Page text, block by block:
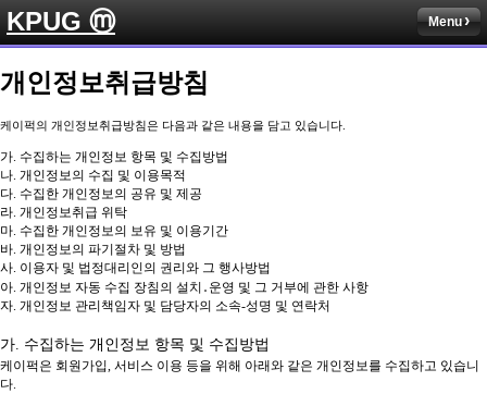
KPUG ⓜ Menu
개인정보취급방침
케이퍽의 개인정보취급방침은 다음과 같은 내용을 담고 있습니다.
가. 수집하는 개인정보 항목 및 수집방법
나. 개인정보의 수집 및 이용목적
다. 수집한 개인정보의 공유 및 제공
라. 개인정보취급 위탁
마. 수집한 개인정보의 보유 및 이용기간
바. 개인정보의 파기절차 및 방법
사. 이용자 및 법정대리인의 권리와 그 행사방법
아. 개인정보 자동 수집 장침의 설치․운영 및 그 거부에 관한 사항
자. 개인정보 관리책임자 및 담당자의 소속-성명 및 연락처
가. 수집하는 개인정보 항목 및 수집방법
케이퍽은 회원가입, 서비스 이용 등을 위해 아래와 같은 개인정보를 수집하고 있습니
다.